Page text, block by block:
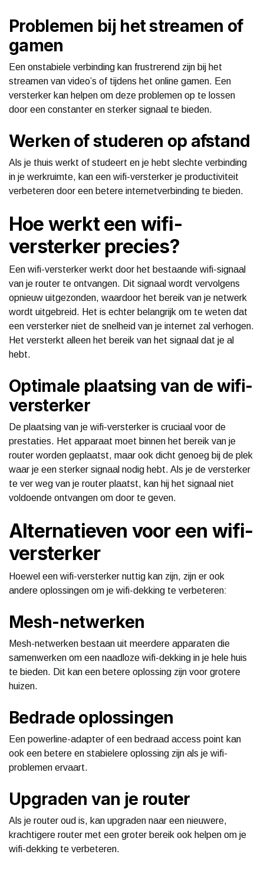
Problemen bij het streamen of
gamen
Een onstabiele verbinding kan frustrerend zijn bij het
streamen van video’s of tijdens het online gamen. Een
versterker kan helpen om deze problemen op te lossen
door een constanter en sterker signaal te bieden.
Werken of studeren op afstand
Als je thuis werkt of studeert en je hebt slechte verbinding
in je werkruimte, kan een wifi-versterker je productiviteit
verbeteren door een betere internetverbinding te bieden.
Hoe werkt een wifi-
versterker precies?
Een wifi-versterker werkt door het bestaande wifi-signaal
van je router te ontvangen. Dit signaal wordt vervolgens
opnieuw uitgezonden, waardoor het bereik van je netwerk
wordt uitgebreid. Het is echter belangrijk om te weten dat
een versterker niet de snelheid van je internet zal verhogen.
Het versterkt alleen het bereik van het signaal dat je al
hebt.
Optimale plaatsing van de wifi-
versterker
De plaatsing van je wifi-versterker is cruciaal voor de
prestaties. Het apparaat moet binnen het bereik van je
router worden geplaatst, maar ook dicht genoeg bij de plek
waar je een sterker signaal nodig hebt. Als je de versterker
te ver weg van je router plaatst, kan hij het signaal niet
voldoende ontvangen om door te geven.
Alternatieven voor een wifi-
versterker
Hoewel een wifi-versterker nuttig kan zijn, zijn er ook
andere oplossingen om je wifi-dekking te verbeteren:
Mesh-netwerken
Mesh-netwerken bestaan uit meerdere apparaten die
samenwerken om een naadloze wifi-dekking in je hele huis
te bieden. Dit kan een betere oplossing zijn voor grotere
huizen.
Bedrade oplossingen
Een powerline-adapter of een bedraad access point kan
ook een betere en stabielere oplossing zijn als je wifi-
problemen ervaart.
Upgraden van je router
Als je router oud is, kan upgraden naar een nieuwere,
krachtigere router met een groter bereik ook helpen om je
wifi-dekking te verbeteren.